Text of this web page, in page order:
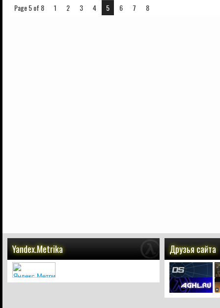
Page 5 of 8 1 2 3 4 5 6 7 8
Yandex.Metrika Друзья сайта